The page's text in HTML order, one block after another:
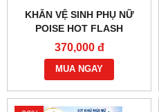
KHĂN VỆ SINH PHỤ NỮ
POISE HOT FLASH
COMFORT COOLING 20 TỜ
- 0933555070 - 0902966670
370,000 đ
MUA NGAY